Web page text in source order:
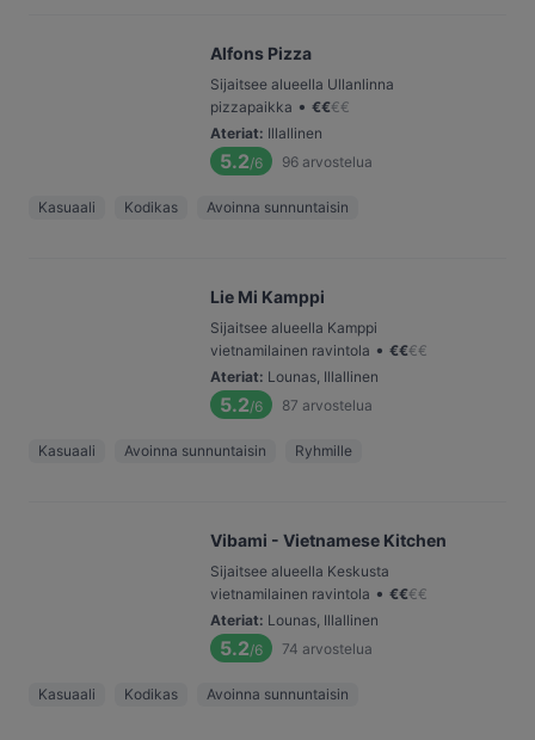
Alfons Pizza
Sijaitsee alueella Ullanlinna
pizzapaikka • €€€€
Ateriat: Illallinen
5.2/6 96 arvostelua
Kasuaali Kodikas Avoinna sunnuntaisin
Lie Mi Kamppi
Sijaitsee alueella Kamppi
vietnamilainen ravintola • €€€€
Ateriat: Lounas, Illallinen
5.2/6 87 arvostelua
Kasuaali Avoinna sunnuntaisin Ryhmille
Vibami - Vietnamese Kitchen
Sijaitsee alueella Keskusta
vietnamilainen ravintola • €€€€
Ateriat: Lounas, Illallinen
5.2/6 74 arvostelua
Kasuaali Kodikas Avoinna sunnuntaisin